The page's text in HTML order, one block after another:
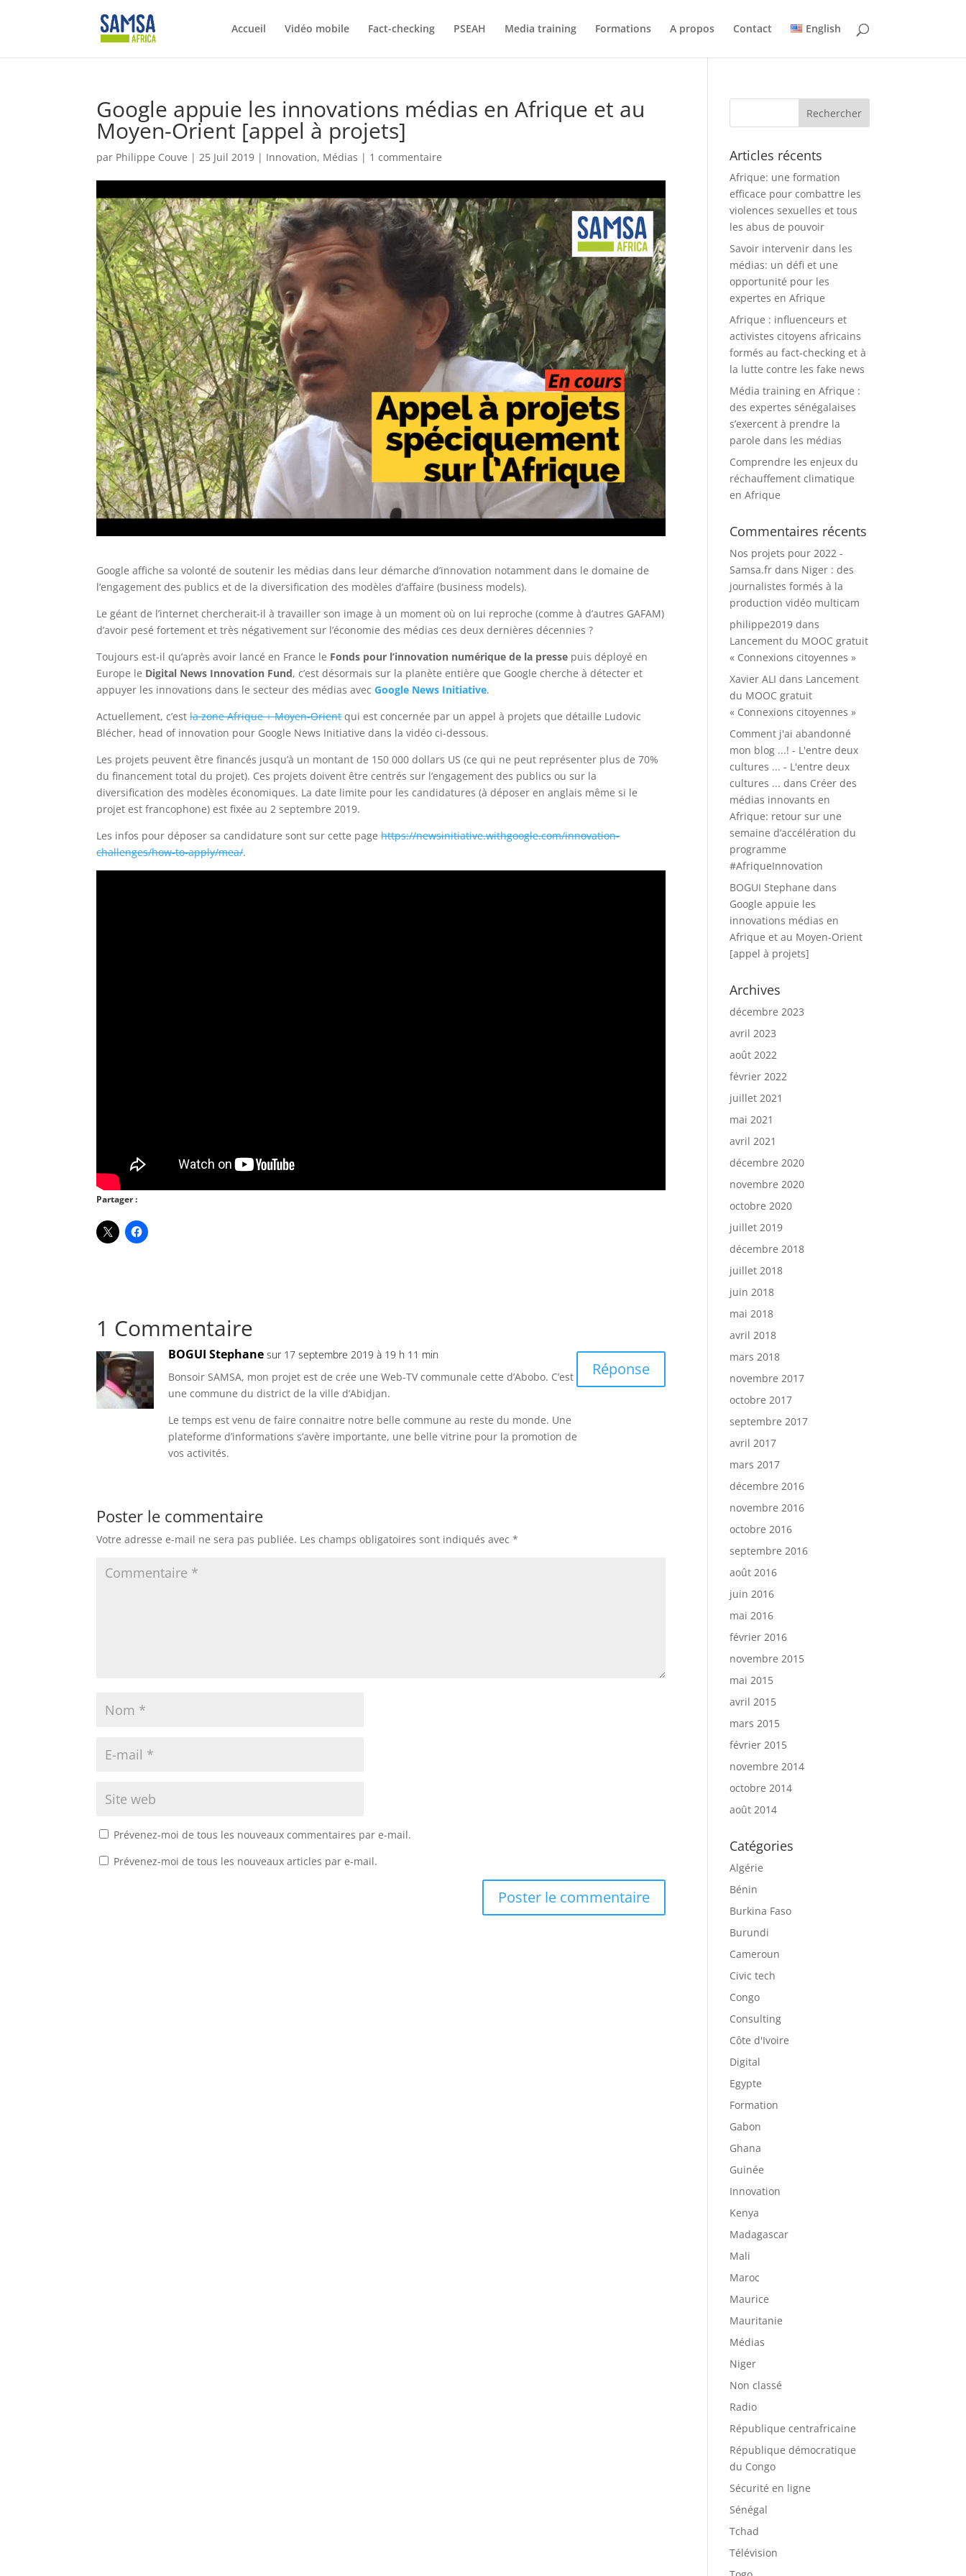
Accueil Vidéo mobile Fact-checking PSEAH Media training Formations A propos Contact English
Google appuie les innovations médias en Afrique et au
Moyen-Orient [appel à projets]
par Philippe Couve |25 Juil 2019 | Innovation, Médias | 1 commentaire
Google affiche sa volonté de soutenir les médias dans leur démarche d’innovation notamment dans le domaine de
l’engagement des publics et de la diversification des modèles d’affaire (business models).
Le géant de l’internet chercherait-il à travailler son image à un moment où on lui reproche (comme à d’autres GAFAM)
d’avoir pesé fortement et très négativement sur l’économie des médias ces deux dernières décennies ?
Toujours est-il qu’après avoir lancé en France le Fonds pour l’innovation numérique de la presse puis déployé en
Europe le Digital News Innovation Fund, c’est désormais sur la planète entière que Google cherche à détecter et
appuyer les innovations dans le secteur des médias avecGoogle News Initiative.
Actuellement, c’estla zone Afrique + Moyen-Orientqui est concernée par un appel à projets que détaille Ludovic
Blécher, head of innovation pour Google News Initiative dans la vidéo ci-dessous.
Les projets peuvent être financés jusqu’à un montant de 150 000 dollars US (ce qui ne peut représenter plus de 70%
du financement total du projet). Ces projets doivent être centrés sur l’engagement des publics ou sur la
diversification des modèles économiques. La date limite pour les candidatures (à déposer en anglais même si le
projet est francophone) est fixée au 2 septembre 2019.
Les infos pour déposer sa candidature sont sur cette pagehttps://newsinitiative.withgoogle.com/innovation-
challenges/how-to-apply/mea/.
Partager :
1 Commentaire
BOGUI Stephane sur 17 septembre 2019 à 19 h 11 min
Bonsoir SAMSA, mon projet est de crée une Web-TV communale cette d’Abobo. C’est
une commune du district de la ville d’Abidjan.
Le temps est venu de faire connaitre notre belle commune au reste du monde. Une
plateforme d’informations s’avère importante, une belle vitrine pour la promotion de
vos activités.
Réponse
Poster le commentaire
Votre adresse e-mail ne sera pas publiée. Les champs obligatoires sont indiqués avec*
Prévenez-moi de tous les nouveaux commentaires par e-mail.
Prévenez-moi de tous les nouveaux articles par e-mail.
Articles récents
Afrique: une formation
efficace pour combattre les
violences sexuelles et tous
les abus de pouvoir
Savoir intervenir dans les
médias: un défi et une
opportunité pour les
expertes en Afrique
Afrique : influenceurs et
activistes citoyens africains
formés au fact-checking et à
la lutte contre les fake news
Média training en Afrique :
des expertes sénégalaises
s’exercent à prendre la
parole dans les médias
Comprendre les enjeux du
réchauffement climatique
en Afrique
Commentaires récents
Nos projets pour 2022 -
Samsa.fr dans Niger : des
journalistes formés à la
production vidéo multicam
philippe2019 dans
Lancement du MOOC gratuit
« Connexions citoyennes »
Xavier ALI dans Lancement
du MOOC gratuit
« Connexions citoyennes »
Comment j'ai abandonné
mon blog ...! - L'entre deux
cultures ... - L'entre deux
cultures ... dans Créer des
médias innovants en
Afrique: retour sur une
semaine d’accélération du
programme
#AfriqueInnovation
BOGUI Stephane dans
Google appuie les
innovations médias en
Afrique et au Moyen-Orient
[appel à projets]
Archives
décembre 2023
avril 2023
août 2022
février 2022
juillet 2021
mai 2021
avril 2021
décembre 2020
novembre 2020
octobre 2020
juillet 2019
décembre 2018
juillet 2018
juin 2018
mai 2018
avril 2018
mars 2018
novembre 2017
octobre 2017
septembre 2017
avril 2017
mars 2017
décembre 2016
novembre 2016
octobre 2016
septembre 2016
août 2016
juin 2016
mai 2016
février 2016
novembre 2015
mai 2015
avril 2015
mars 2015
février 2015
novembre 2014
octobre 2014
août 2014
Catégories
Algérie
Bénin
Burkina Faso
Burundi
Cameroun
Civic tech
Congo
Consulting
Côte d'Ivoire
Digital
Egypte
Formation
Gabon
Ghana
Guinée
Innovation
Kenya
Madagascar
Mali
Maroc
Maurice
Mauritanie
Médias
Niger
Non classé
Radio
République centrafricaine
République démocratique
du Congo
Sécurité en ligne
Sénégal
Tchad
Télévision